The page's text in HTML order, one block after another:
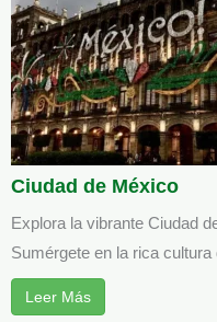
Ciudad de México
Explora la vibrante Ciudad
Sumérgete en la rica
Leer Más